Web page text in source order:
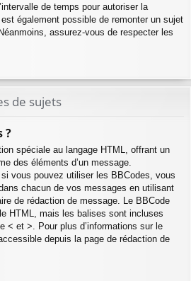
de temps pour autoriser la
également possible de remonter un sujet
assurez-vous de respecter les
de sujets
?
spéciale au langage HTML, offrant un
des éléments d’un message.
si vous pouvez utiliser les BBCodes, vous
chacun de vos messages en utilisant
de rédaction de message. Le BBCode
HTML, mais les balises sont incluses
< et >. Pour plus d’informations sur le
depuis la page de rédaction de